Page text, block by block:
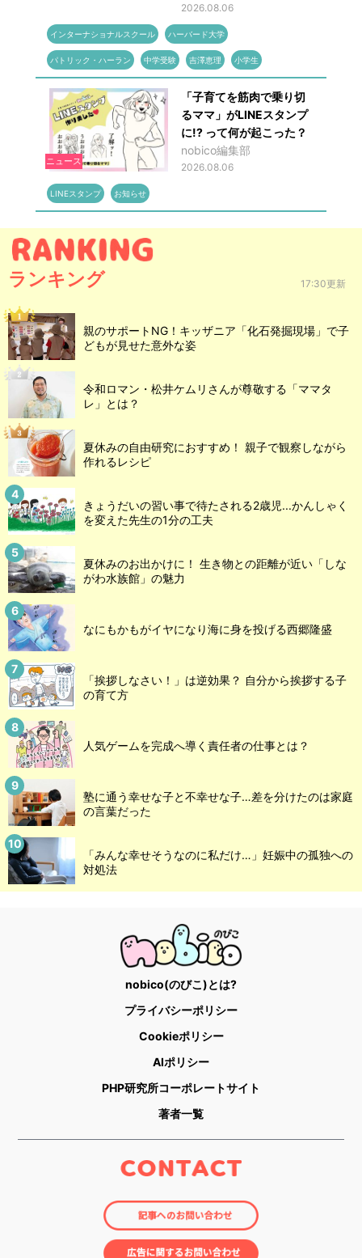
2026.08.06
インターナショナルスクール ハーバード大学
パトリック・ハーラン 中学受験 吉澤恵理 小学生
ニュース
「子育てを筋肉で乗り切
るママ」がLINEスタンプ
に!? って何が起こった？
nobico編集部
2026.08.06
LINEスタンプ お知らせ
ランキング 17:30更新
親のサポートNG！キッザニア「化石発掘現場」で子
どもが見せた意外な姿
令和ロマン・松井ケムリさんが尊敬する「ママタ
レ」とは？
夏休みの自由研究におすすめ！ 親子で観察しながら
作れるレシピ
きょうだいの習い事で待たされる2歳児...かんしゃく
を変えた先生の1分の工夫
夏休みのお出かけに！ 生き物との距離が近い「しな
がわ水族館」の魅力
なにもかもがイヤになり海に身を投げる西郷隆盛
「挨拶しなさい！」は逆効果？ 自分から挨拶する子
の育て方
人気ゲームを完成へ導く責任者の仕事とは？
塾に通う幸せな子と不幸せな子…差を分けたのは家庭
の言葉だった
「みんな幸せそうなのに私だけ…」妊娠中の孤独への
対処法
nobico(のびこ)とは?
プライバシーポリシー
Cookieポリシー
AIポリシー
PHP研究所コーポレートサイト
著者一覧